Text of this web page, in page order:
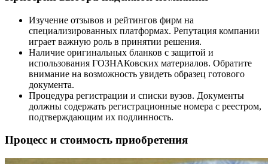
Изучение отзывов и рейтингов фирм на
специализированных платформах. Репутация компании
играет важную роль в принятии решения.
Наличие оригинальных бланков с защитой и
использования ГОЗНАКовских материалов. Обратите
внимание на возможность увидеть образец готового
документа.
Процедура регистрации и списки вузов. Документы
должны содержать регистрационные номера с реестром,
подтверждающим их подлинность.
Процесс и стоимость приобретения